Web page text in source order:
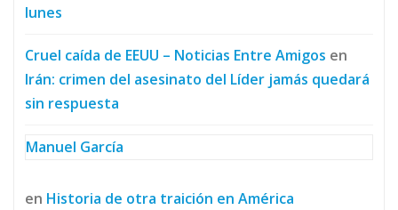
lunes
Cruel caída de EEUU – Noticias Entre Amigos en
Irán: crimen del asesinato del Líder jamás quedará
sin respuesta
Manuel García
en Historia de otra traición en América